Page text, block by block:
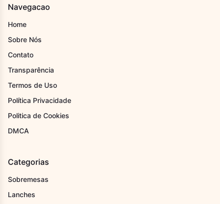
Navegacao
Home
Sobre Nós
Contato
Transparência
Termos de Uso
Política Privacidade
Politica de Cookies
DMCA
Categorias
Sobremesas
Lanches